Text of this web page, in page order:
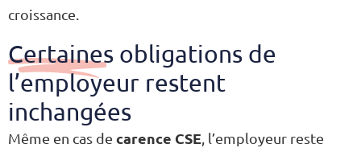
croissance.
Certaines obligations de
l’employeur restent
inchangées
Même en cas de carence CSE , l’employeur reste